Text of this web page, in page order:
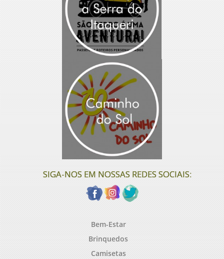
SIGA-NOS EM NOSSAS REDES SOCIAIS:
Bem-Estar
Brinquedos
Camisetas